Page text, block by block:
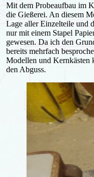
Mit dem Probeaufbau im
die Gießerei. An diesem
Lage aller Einzelteile und
nur mit einem Stapel
gewesen. Da ich den
bereits mehrfach
Modellen und Kernkästen
den Abguss.